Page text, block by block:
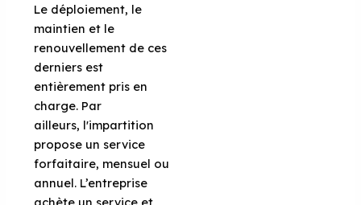
Le déploiement, le
maintien et le
renouvellement de ces
derniers est
entièrement pris en
charge. Par
ailleurs, l'impartition
propose un service
forfaitaire, mensuel ou
annuel. L’entreprise